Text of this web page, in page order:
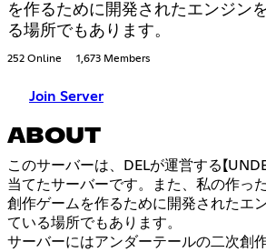
を作るために開発されたエンジン
る場所でもあります。
252 Online 1,673 Members
Join Server
ABOUT
このサーバーは、DELが運営する【
当てたサーバーです。また、私の作った
創作ゲームを作るために開発されたエ
ている場所でもあります。
サーバーにはアンダーテールの二次創